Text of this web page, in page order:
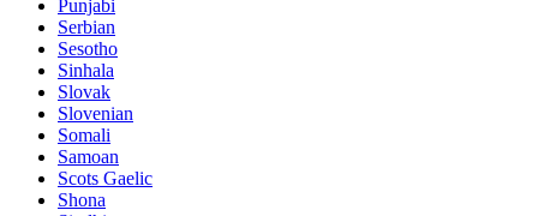
Punjabi
Serbian
Sesotho
Sinhala
Slovak
Slovenian
Somali
Samoan
Scots Gaelic
Shona